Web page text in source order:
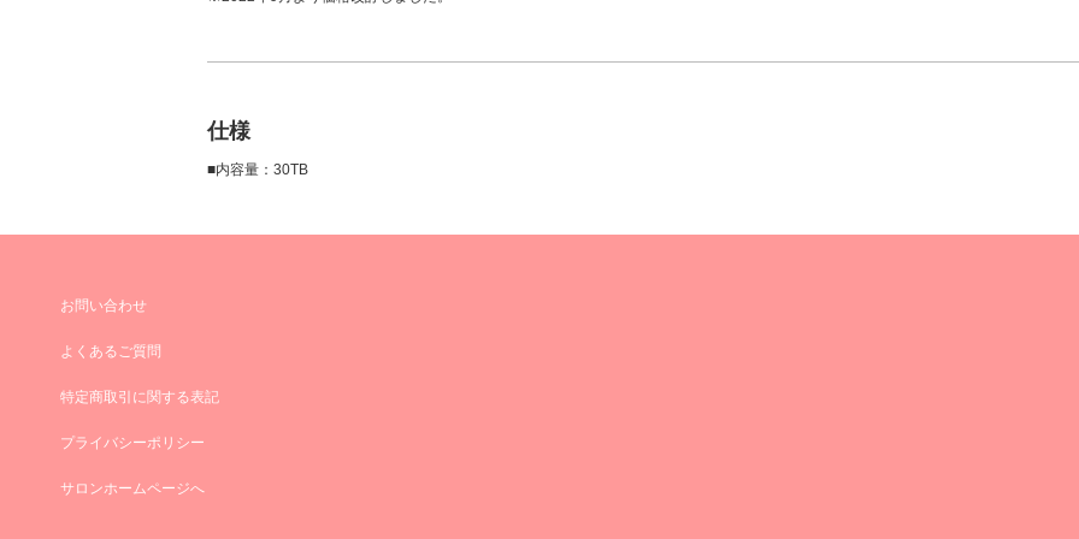
仕様
■内容量：30TB
お問い合わせ
よくあるご質問
特定商取引に関する表記
プライバシーポリシー
サロンホームページへ